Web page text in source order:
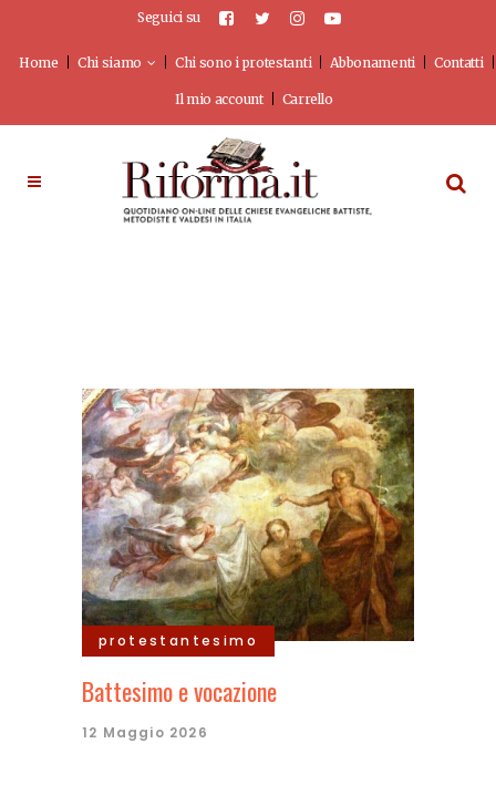
Seguici su
Home Chi siamo Chi sono i protestanti Abbonamenti Contatti
Il mio account Carrello
protestantesimo
Battesimo e vocazione
12 Maggio 2026